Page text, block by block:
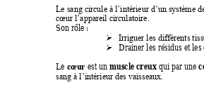
Le sang circule à l’intérieur d’un système
cœur l’appareil circulatoire.
Son rôle :
 Irriguer les différents

Drainer les résidus et les
Le cœur est un muscle creux qui par une
sang à l’intérieur des vaisseaux.